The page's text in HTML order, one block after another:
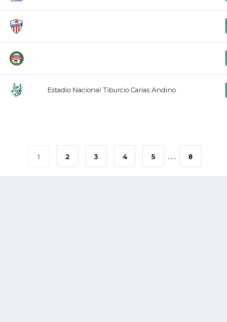
Estadio Nacional Tiburcio Carias Andino
1 2 3 4 5 … 8